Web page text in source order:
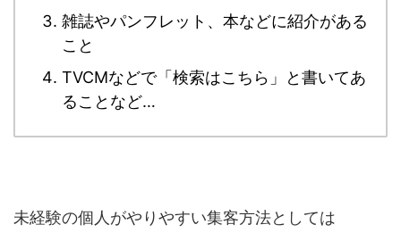
雑誌やパンフレット、本などに紹介がある
こと
TVCMなどで「検索はこちら」と書いてあ
ることなど…
未経験の個人がやりやすい集客方法としては